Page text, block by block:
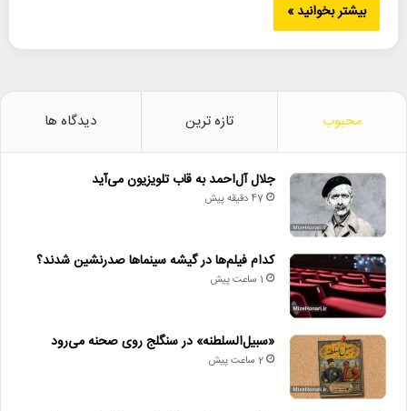
بیشتر بخوانید »
محبوب تازه ترین دیدگاه ها
جلال آل‌احمد به قاب تلویزیون می‌آید
47 دقیقه پیش
کدام فیلم‌ها در گیشه سینماها صدرنشین شدند؟
1 ساعت پیش
«سبیل‌السلطنه» در سنگلج روی صحنه می‌رود
2 ساعت پیش